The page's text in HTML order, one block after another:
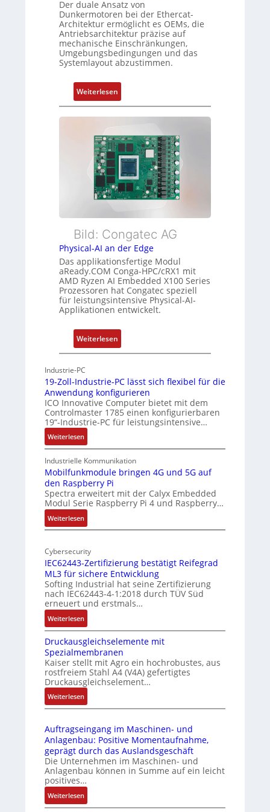
n
d
Z
u
s
n
ü
b
e
r
w
a
u
n
g
o
r
g
t
f
r
e
r
L
e
s
t
g
Der duale Ansatz von
Dunkermotoren bei der Ethercat-
Architektur ermöglicht es OEMs, die
Antriebsarchitektur präzise auf
mechanische Einschränkungen,
Umgebungsbedingungen und das
Systemlayout abzustimmen.
Weiterlesen
F
l
x
i
l
e
t
h
e
c
a
t
-
r
c
h
t
e
k
t
r
Bild: Congatec AG
Physical-AI an der Edge
Das applikationsfertige Modul
aReady.COM Conga-HPC/cRX1 mit
AMD Ryzen AI Embedded X100 Series
Prozessoren hat Congatec speziell
für leistungsintensive Physical-AI-
Applikationen entwickelt.
Weiterlesen
P
s
i
c
a
-
A
I
a
n
e
d
g
e
Industrie-PC
19-Zoll-Industrie-PC lässt sich flexibel für die
Anwendung konfigurieren
ICO Innovative Computer bietet mit dem
Controlmaster 1785 einen konfigurierbaren
19“-Industrie-PC für leistungsintensive…
Weiterlesen:
1
9
-
Z
o
l
l
-
n
d
u
s
t
r
i
e
-
P
C
l
ä
s
s
s
i
c
h
f
e
Industrielle Kommunikation
Mobilfunkmodule bringen 4G und 5G auf
den Raspberry Pi
Spectra erweitert mit der Calyx Embedded
Modul Serie Raspberry Pi 4 und Raspberry…
Weiterlesen:
M
b
i
l
f
u
n
k
m
o
d
u
l
e
b
r
i
n
e
n
4
u
Cybersecurity
IEC62443-Zertifizierung bestätigt Reifegrad
ML3 für sichere Entwicklung
Softing Industrial hat seine Zertifizierung
nach IEC62443-4-1:2018 durch TÜV Süd
erneuert und erstmals…
Weiterlesen:
I
E
C
2
4
4
3
Z
e
r
t
Druckausgleichselemente mit
Spezialmembranen
Kaiser stellt mit Agro ein hochrobustes, aus
rostfreiem Stahl A4 (V4A) gefertigtes
Druckausgleichselement…
Weiterlesen:
D
u
c
k
a
u
s
g
Auftragseingang im Maschinen- und
Anlagenbau: Positive Momentaufnahme,
geprägt durch das Auslandsgeschäft
Die Unternehmen im Maschinen- und
Anlagenbau können in Summe auf ein leicht
positives…
Weiterlesen:
A